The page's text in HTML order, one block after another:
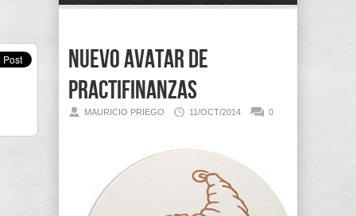
Nuevo avatar de
Practifinanzas
MAURICIO PRIEGO 11/OCT/2014 0